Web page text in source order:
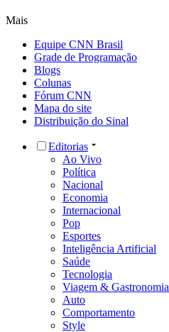
Mais
Equipe CNN Brasil
Grade de Programação
Blogs
Colunas
Fórum CNN
Mapa do site
Distribuição do Sinal
Editorias
Ao Vivo
Política
Nacional
Economia
Internacional
Pop
Esportes
Inteligência Artificial
Saúde
Tecnologia
Viagem & Gastronomia
Auto
Comportamento
Style